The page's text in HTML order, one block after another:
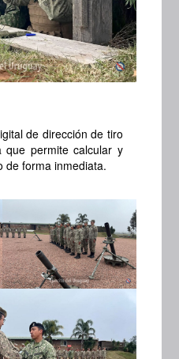
de dirección de tiro
que permite calcular y
de forma inmediata.